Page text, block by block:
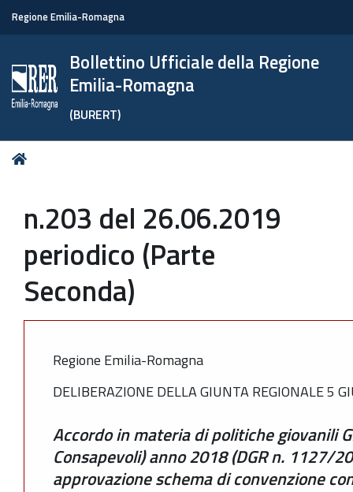
Regione Emilia-Romagna
Bollettino Ufficiale della Regione
Emilia-Romagna
(BURERT)
Tu
n.203 del 26.06.2019
periodico (Parte
Seconda)
Regione Emilia-Romagna
DELIBERAZIONE DELLA GIUNTA REGIONALE 5
Accordo in materia di politiche giovanili
Consapevoli) anno 2018 (DGR n. 1127/
approvazione schema di convenzione